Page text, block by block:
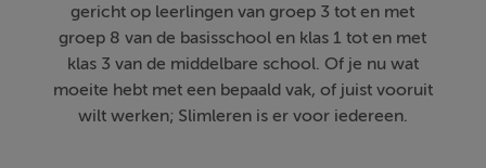
gericht op leerlingen van groep 3 tot en met
groep 8 van de basisschool en klas 1 tot en met
klas 3 van de middelbare school. Of je nu wat
moeite hebt met een bepaald vak, of juist vooruit
wilt werken; Slimleren is er voor iedereen.